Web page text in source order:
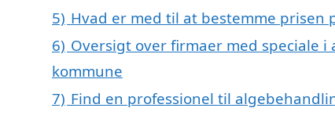
5) Hvad er med til at bestemme prisen
6) Oversigt over firmaer med speciale
kommune
7) Find en professionel til